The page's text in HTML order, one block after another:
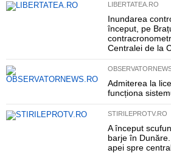
LIBERTATEA.RO
Inundarea
început, pe
Centralei de la
Admiterea la
funcționa
STIRILEPROTV.RO
A început
barje în
apei spre